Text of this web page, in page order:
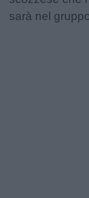
Serie C
sarà nel